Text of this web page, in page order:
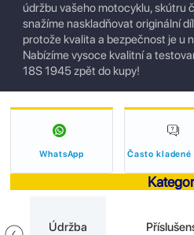
údržbu vašeho motocyklu, skútru
snažíme naskladňovat originální
protože kvalita a bezpečnost je u
Nabízíme vysoce kvalitní a
18S 1945 zpět do kupy!
WhatsApp Často kladené
Údržba